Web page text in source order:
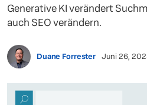
Generative KI verändert
auch SEO verändern.
Duane Forrester Juni 26,